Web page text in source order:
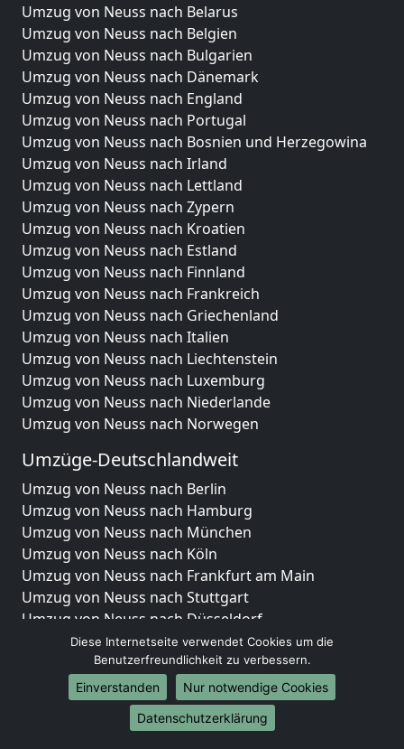
Umzug von Neuss nach Belarus
Umzug von Neuss nach Belgien
Umzug von Neuss nach Bulgarien
Umzug von Neuss nach Dänemark
Umzug von Neuss nach England
Umzug von Neuss nach Portugal
Umzug von Neuss nach Bosnien und Herzegowina
Umzug von Neuss nach Irland
Umzug von Neuss nach Lettland
Umzug von Neuss nach Zypern
Umzug von Neuss nach Kroatien
Umzug von Neuss nach Estland
Umzug von Neuss nach Finnland
Umzug von Neuss nach Frankreich
Umzug von Neuss nach Griechenland
Umzug von Neuss nach Italien
Umzug von Neuss nach Liechtenstein
Umzug von Neuss nach Luxemburg
Umzug von Neuss nach Niederlande
Umzug von Neuss nach Norwegen
Umzüge-Deutschlandweit
Umzug von Neuss nach Berlin
Umzug von Neuss nach Hamburg
Umzug von Neuss nach München
Umzug von Neuss nach Köln
Umzug von Neuss nach Frankfurt am Main
Umzug von Neuss nach Stuttgart
Umzug von Neuss nach Düsseldorf
Umzug von Neuss nach Leipzig
Umzug von Neuss nach Dortmund
Umzug von Neuss nach Essen
Umzug von Neuss nach Bremen
Umzug von Neuss nach Dresden
Diese Internetseite verwendet Cookies um die
Benutzerfreundlichkeit zu verbessern.
Einverstanden
Nur notwendige Cookies
Datenschutzerklärung